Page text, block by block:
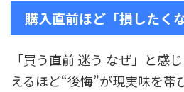
購入直前ほど「損したく
「買う直前 迷う なぜ」と感
えるほど“後悔”が現実味を帯